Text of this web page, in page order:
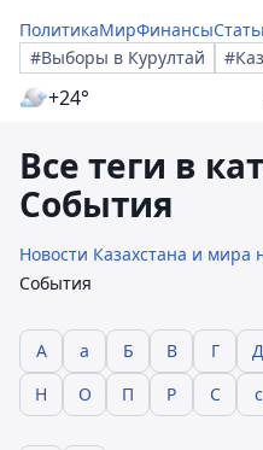
ПолитикаМирФинансы
#Выборы в Курултай
+24°
Все теги в
События
Новости Казахстана и мира
События
А а Б В Г Д
Н
О П Р С с